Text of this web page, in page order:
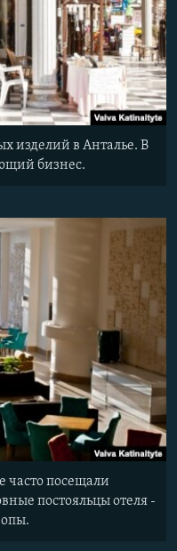
изделий в Анталье. В
бизнес.
часто посещали
постояльцы отеля -